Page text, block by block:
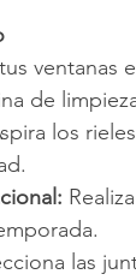
de
los
las